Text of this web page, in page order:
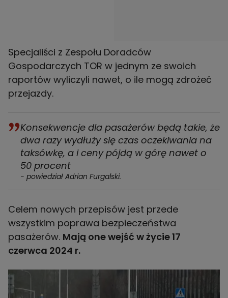
Specjaliści z Zespołu Doradców
Gospodarczych TOR w jednym ze swoich
raportów wyliczyli nawet, o ile mogą zdrożeć
przejazdy.
Konsekwencje dla pasażerów będą takie, że
dwa razy wydłuży się czas oczekiwania na
taksówkę, a i ceny pójdą w górę nawet o
50 procent
- powiedział Adrian Furgalski.
Celem nowych przepisów jest przede
wszystkim poprawa bezpieczeństwa
pasażerów. Mają one wejść w życie 17
czerwca 2024 r.